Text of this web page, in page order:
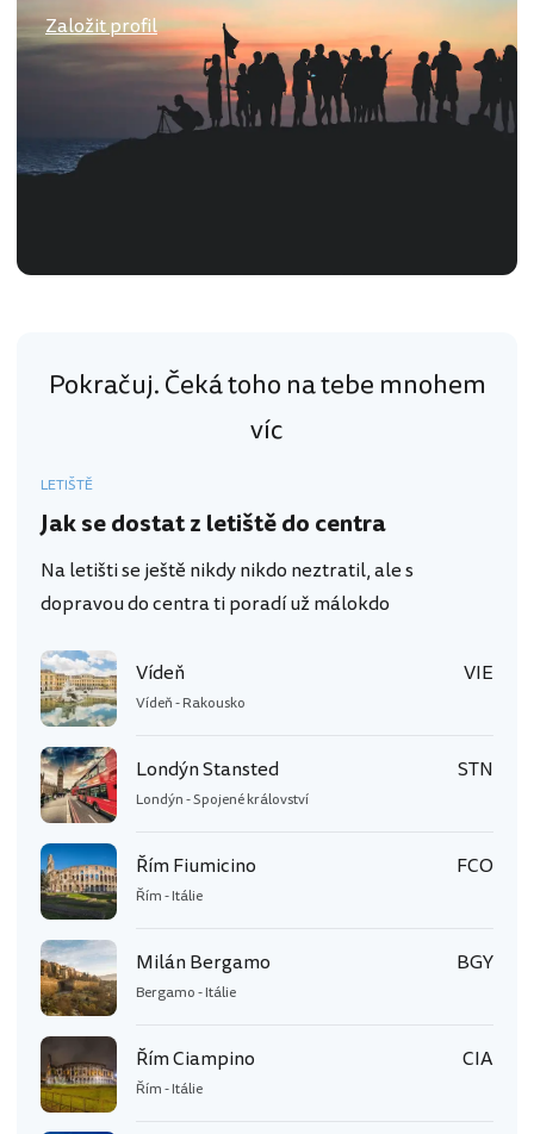
Založit profil
Pokračuj. Čeká toho na tebe mnohem
víc
LETIŠTĚ
Jak se dostat z letiště do centra
Na letišti se ještě nikdy nikdo neztratil, ale s
dopravou do centra ti poradí už málokdo
Vídeň
Vídeň - Rakousko
VIE
Londýn Stansted
Londýn - Spojené království
STN
Řím Fiumicino
Řím - Itálie
FCO
Milán Bergamo
Bergamo - Itálie
BGY
Řím Ciampino
Řím - Itálie
CIA